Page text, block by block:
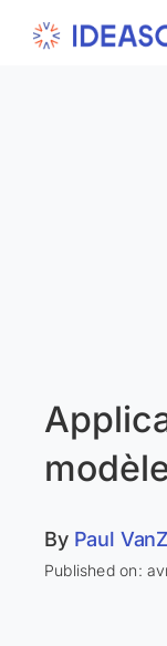
By Paul
Published on: